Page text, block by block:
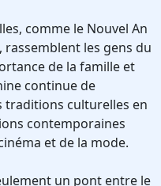
comme le Nouvel An
rassemblent les gens du
de la famille et
continue de
traditions culturelles en
contemporaines
et de la mode.
un pont entre le